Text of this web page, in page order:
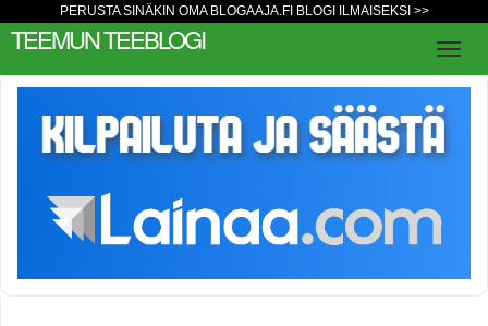
PERUSTA SINÄKIN OMA BLOGAAJA.FI BLOGI ILMAISEKSI >>
TEEMUN TEEBLOGI